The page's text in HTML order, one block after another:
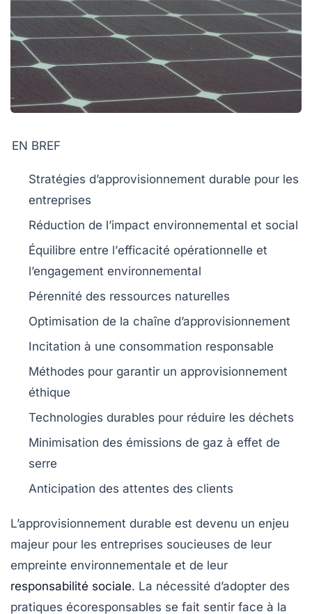
EN BREF
Stratégies d’approvisionnement durable pour les
entreprises
Réduction de l’impact environnemental et social
Équilibre entre l’efficacité opérationnelle et
l’engagement environnemental
Pérennité des ressources naturelles
Optimisation de la chaîne d’approvisionnement
Incitation à une consommation responsable
Méthodes pour garantir un approvisionnement
éthique
Technologies durables pour réduire les déchets
Minimisation des émissions de gaz à effet de
serre
Anticipation des attentes des clients
L’approvisionnement durable est devenu un enjeu
majeur pour les entreprises soucieuses de leur
empreinte environnementale et de leur
responsabilité sociale. La nécessité d’adopter des
pratiques écoresponsables se fait sentir face à la